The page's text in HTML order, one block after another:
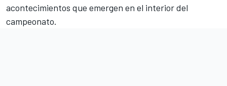
acontecimientos que emergen en el interior del
campeonato.